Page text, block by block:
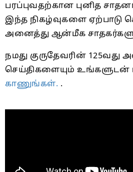
பரப்புவதற்கான புனித
இந்த நிகழ்வுகளை ஏற்பாடு
அனைத்து ஆன்மீக
நமது குருதேவரின்
செய்திகளையும்
காணுங்கள். .